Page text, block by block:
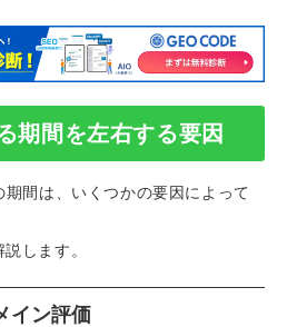
期間を左右する要因
間は、いくつかの要因によって
します。
イン評価